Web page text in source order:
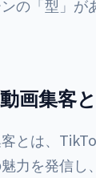
の「型」
画集客
とは、
力を発信